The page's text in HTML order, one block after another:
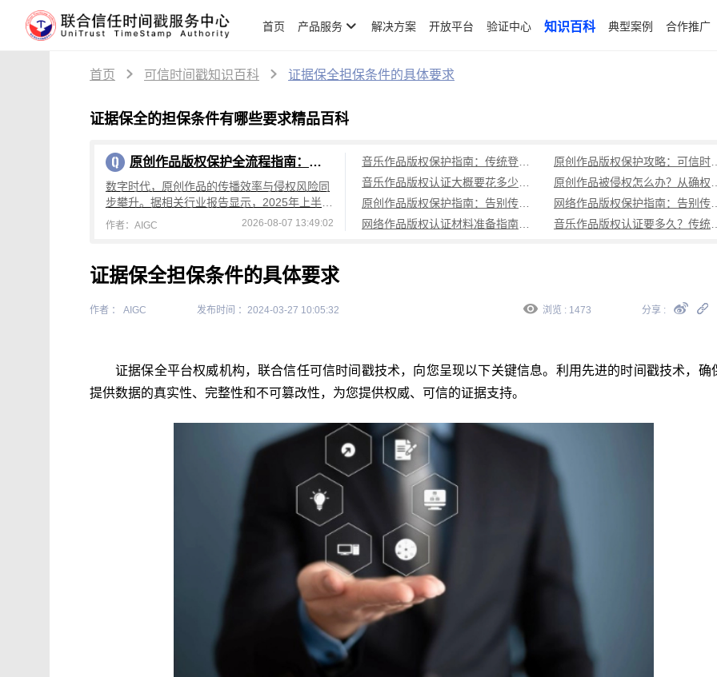
首页 产品服务 解决方案 开放平台 验证中心 知识百科 典型案例 合作推广
首页 可信时间戳知识百科 证据保全担保条件的具体要求
证据保全的担保条件有哪些要求精品百科
原创作品版权保护全流程指南：从创作到维权，可信时间戳平台操作详解
数字时代，原创作品的传播效率与侵权风险同
步攀升。据相关行业报告显示，2025年上半年
国内原创作品侵权投诉量较去年同期增长4
作者：AIGC 2026-08-07 13:49:02
证据保全担保条件的具体要求
作者 ： AIGC 发布时间 ：2024-03-27 10:05:32 浏览 : 1473 分享 :
证据保全平台权威机构，联合信任可信时间戳技术，向您呈现以下关键信息。利用先进的时间戳技术，确
提供数据的真实性、完整性和不可篡改性，为您提供权威、可信的证据支持。